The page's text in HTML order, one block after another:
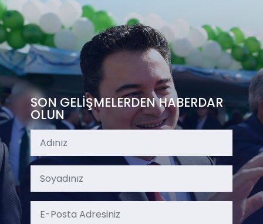
SON GELİŞMELERDEN HABERDAR
OLUN